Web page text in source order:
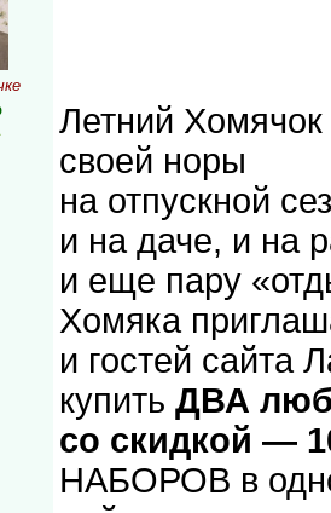
Летний
своей норы
на отпускной
и на даче, и на
и еще пару
Хомяка
и гостей сайта
купить ДВА
со скидкой —
НАБОРОВ в